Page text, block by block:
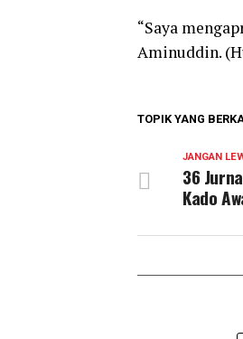
“Saya
Aminuddin.
TOPIK YANG
JANGAN
36
Kado